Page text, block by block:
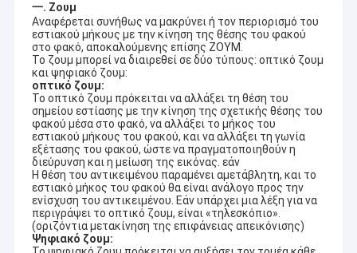
一. Ζουμ
Αναφέρεται συνήθως να μακρύνει ή τον περιορισμό του
εστιακού μήκους με την κίνηση της θέσης του φακού
στο φακό, αποκαλούμενης επίσης ΖΟΥΜ.
Το ζουμ μπορεί να διαιρεθεί σε δύο τύπους: οπτικό ζουμ
και ψηφιακό ζουμ:
οπτικό ζουμ:
Το οπτικό ζουμ πρόκειται να αλλάξει τη θέση του
σημείου εστίασης με την κίνηση της σχετικής θέσης του
φακού μέσα στο φακό, να αλλάξει το μήκος του
εστιακού μήκους του φακού, και να αλλάξει τη γωνία
εξέτασης του φακού, ώστε να πραγματοποιηθούν η
διεύρυνση και η μείωση της εικόνας. εάν
Η θέση του αντικειμένου παραμένει αμετάβλητη, και το
εστιακό μήκος του φακού θα είναι ανάλογο προς την
ενίσχυση του αντικειμένου. Εάν υπάρχει μια λέξη για να
περιγράψει το οπτικό ζουμ, είναι «τηλεσκόπιο».
(οριζόντια μετακίνηση της επιφάνειας απεικόνισης)
Ψηφιακό ζουμ: